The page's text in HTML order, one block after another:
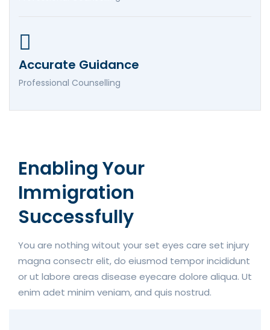
Accurate Guidance
Professional Counselling
Enabling Your
Immigration
Successfully
You are nothing witout your set eyes care set injury
magna consectr elit, do eiusmod tempor incididunt
or ut labore areas disease eyecare dolore aliqua. Ut
enim adet minim veniam, and quis nostrud.